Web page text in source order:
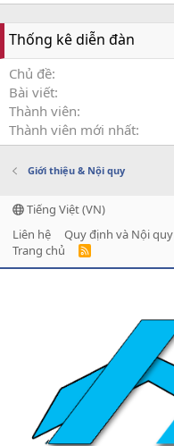
Thống kê diễn đàn
Chủ đề
Bài viết
Thành viên
Thành viên mới nhất
Giới thiệu & Nội quy
Tiếng Việt (VN)
Liên hệ
Quy định và Nội quy
Trang chủ
R